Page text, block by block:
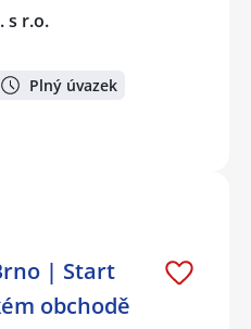
s r.o.
Plný úvazek
| Start
obchodě